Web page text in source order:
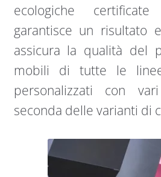
ecologiche
garantisce un risultato
assicura la qualità del
mobili di tutte le
personalizzati con
seconda delle varianti di